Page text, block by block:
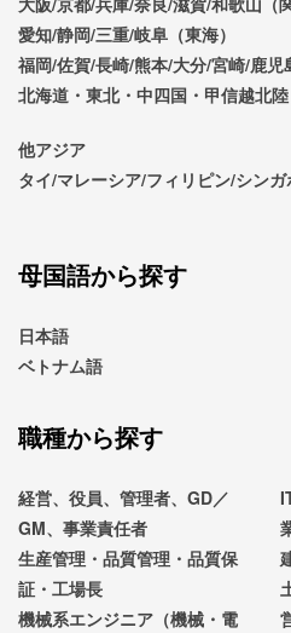
愛知/静岡/三重/岐阜（東海）
福岡/佐賀/長崎/熊本/大分/宮崎/鹿児
北海道・東北・中四国・甲信越北陸
他アジア
タイ/マレーシア/フィリピン/シン
母国語から探す
日本語
ベトナム語
職種から探す
経営、役員、管理者、GD／
GM、事業責任者
生産管理・品質管理・品質保
証・工場長
機械系エンジニア（機械・電